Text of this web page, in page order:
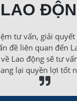
LAO
tư vấn, giải
đề liên quan đến
Lao động sẽ tư
lại quyền lợi tốt